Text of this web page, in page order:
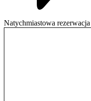
Natychmiastowa rezerwacja